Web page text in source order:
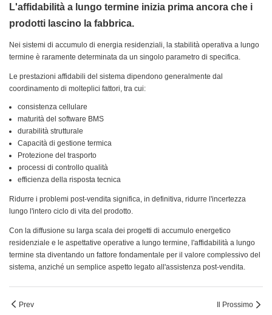
L'affidabilità a lungo termine inizia prima ancora che i
prodotti lascino la fabbrica.
Nei sistemi di accumulo di energia residenziali, la stabilità operativa a lungo
termine è raramente determinata da un singolo parametro di specifica.
Le prestazioni affidabili del sistema dipendono generalmente dal
coordinamento di molteplici fattori, tra cui:
consistenza cellulare
maturità del software BMS
durabilità strutturale
Capacità di gestione termica
Protezione del trasporto
processi di controllo qualità
efficienza della risposta tecnica
Ridurre i problemi post-vendita significa, in definitiva, ridurre l'incertezza
lungo l'intero ciclo di vita del prodotto.
Con la diffusione su larga scala dei progetti di accumulo energetico
residenziale e le aspettative operative a lungo termine, l'affidabilità a lungo
termine sta diventando un fattore fondamentale per il valore complessivo del
sistema, anziché un semplice aspetto legato all'assistenza post-vendita.
Prev Il Prossimo